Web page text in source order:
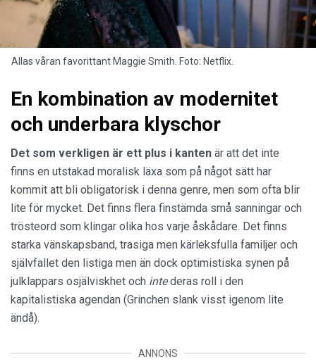
Allas våran favorittant Maggie Smith. Foto: Netflix.
En kombination av modernitet
och underbara klyschor
Det som verkligen är ett plus i kanten är att det inte
finns en utstakad moralisk läxa som på något sätt har
kommit att bli obligatorisk i denna genre, men som ofta blir
lite för mycket. Det finns flera finstämda små sanningar och
trösteord som klingar olika hos varje åskådare. Det finns
starka vänskapsband, trasiga men kärleksfulla familjer och
självfallet den listiga men än dock optimistiska synen på
julklappars osjälviskhet och intederas roll i den
kapitalistiska agendan (Grinchen slank visst igenom lite
ändå).
ANNONS